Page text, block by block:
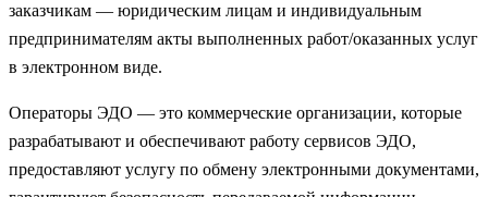
заказчикам — юридическим лицам и индивидуальным
предпринимателям акты выполненных работ/оказанных услуг
в электронном виде.
Операторы ЭДО — это коммерческие организации, которые
разрабатывают и обеспечивают работу сервисов ЭДО,
предоставляют услугу по обмену электронными документами,